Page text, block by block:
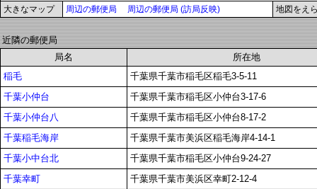
大きなマップ 周辺の郵便局 周辺の郵便局 (訪局反映) 地図をえ
近隣の郵便局
局名
所在地
稲毛
千葉県千葉市稲毛区稲毛3-5-11
千葉小仲台
千葉県千葉市稲毛区小仲台3-17-6
千葉小仲台八
千葉県千葉市稲毛区小仲台8-17-2
千葉稲毛海岸
千葉県千葉市美浜区稲毛海岸4-14-1
千葉小中台北
千葉県千葉市稲毛区小仲台9-24-27
千葉幸町
千葉県千葉市美浜区幸町2-12-4